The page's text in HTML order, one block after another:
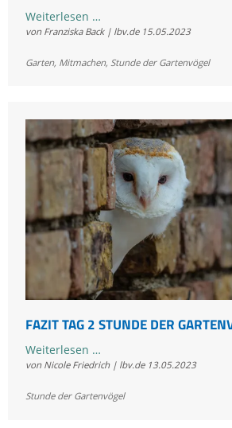
Weiterlesen …Erste
Ergebnisse
Stunde
2023
von Franziska Back | lbv.de 15.05.2023
Garten, Mitmachen, Stunde der Gartenvögel
FAZIT TAG 2 STUNDE DER
Weiterlesen …Fazit
Tag
Stunde
von Nicole Friedrich | lbv.de 13.05.2023
Stunde der Gartenvögel